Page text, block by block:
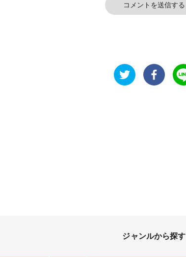
コメントを送信する
ジャンルから探す